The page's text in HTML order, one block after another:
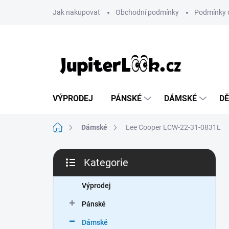
Jak nakupovat Obchodní podmínky Podmínky
VÝPRODEJ PÁNSKÉ DÁMSKÉ
Domů Dámské Lee Cooper LCW-22-31-0831L
P
s
kategorie
Kategorie
Výprodej
Pánské
Dámské